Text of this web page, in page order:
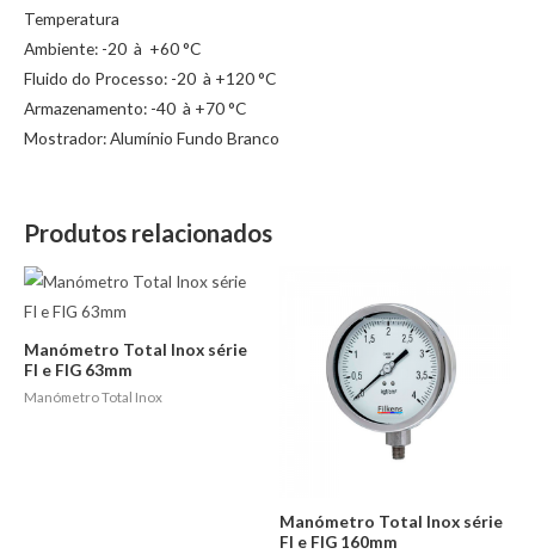
Temperatura
Ambiente: -20 à +60 °C
Fluido do Processo: -20 à +120 °C
Armazenamento: -40 à +70 °C
Mostrador: Alumínio Fundo Branco
Produtos relacionados
Manómetro Total Inox série
FI e FIG 63mm
Manómetro Total Inox
Manómetro Total Inox série
FI e FIG 160mm